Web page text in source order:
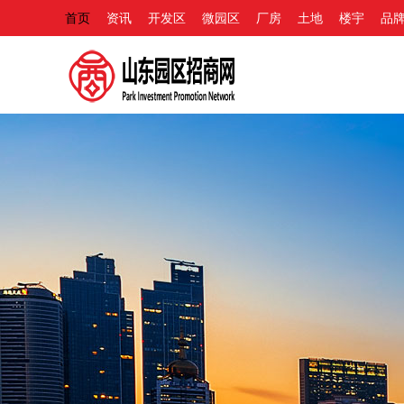
首页 资讯 开发区 微园区 厂房 土地 楼宇 品